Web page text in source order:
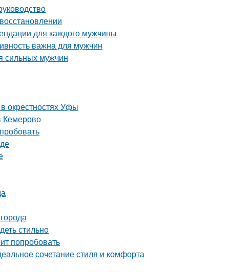
для каждого мужчины
важна для мужчин
сильных мужчин
окрестностях Уфы
Кемерово
стильно
попробовать
сочетание стиля и комфорта